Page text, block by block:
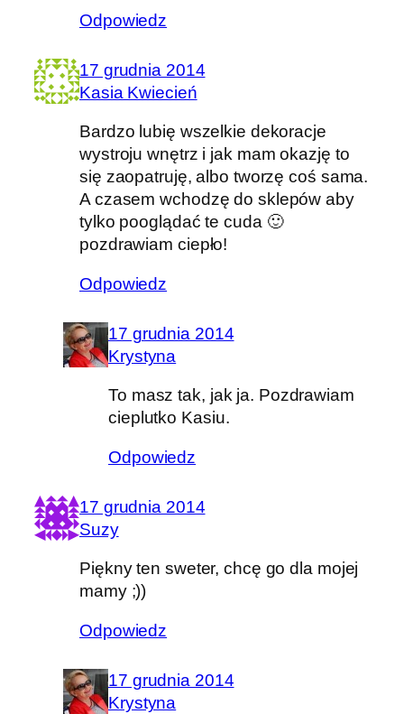
Odpowiedz
17 grudnia 2014
Kasia Kwiecień
Bardzo lubię wszelkie dekoracje
wystroju wnętrz i jak mam okazję to
się zaopatruję, albo tworzę coś sama.
A czasem wchodzę do sklepów aby
tylko pooglądać te cuda 🙂
pozdrawiam ciepło!
Odpowiedz
17 grudnia 2014
Krystyna
To masz tak, jak ja. Pozdrawiam
cieplutko Kasiu.
Odpowiedz
17 grudnia 2014
Suzy
Piękny ten sweter, chcę go dla mojej
mamy ;))
Odpowiedz
17 grudnia 2014
Krystyna